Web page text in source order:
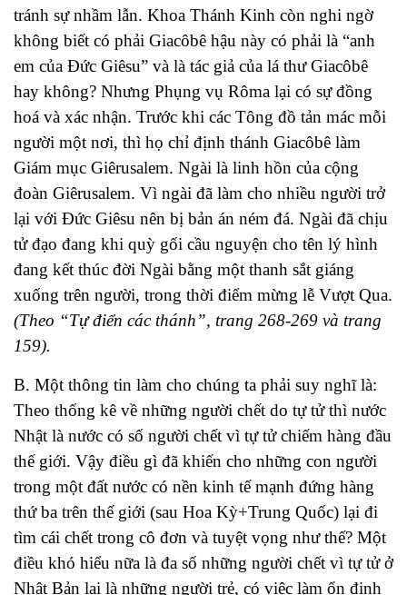
tránh sự nhầm lẫn. Khoa Thánh Kinh còn nghi ngờ
không biết có phải Giacôbê hậu này có phải là “anh
em của Đức Giêsu” và là tác giả của lá thư Giacôbê
hay không? Nhưng Phụng vụ Rôma lại có sự đồng
hoá và xác nhận. Trước khi các Tông đồ tản mác mỗi
người một nơi, thì họ chỉ định thánh Giacôbê làm
Giám mục Giêrusalem. Ngài là linh hồn của cộng
đoàn Giêrusalem. Vì ngài đã làm cho nhiều người trở
lại với Đức Giêsu nên bị bản án ném đá. Ngài đã chịu
tử đạo đang khi quỳ gối cầu nguyện cho tên lý hình
đang kết thúc đời Ngài bằng một thanh sắt giáng
xuống trên người, trong thời điểm mừng lễ Vượt Qua.
(Theo “Tự điển các thánh”, trang 268-269 và trang
159).
B. Một thông tin làm cho chúng ta phải suy nghĩ là:
Theo thống kê về những người chết do tự tử thì nước
Nhật là nước có số người chết vì tự tử chiếm hàng đầu
thế giới. Vậy điều gì đã khiến cho những con người
trong một đất nước có nền kinh tế mạnh đứng hàng
thứ ba trên thế giới (sau Hoa Kỳ+Trung Quốc) lại đi
tìm cái chết trong cô đơn và tuyệt vọng như thế? Một
điều khó hiểu nữa là đa số những người chết vì tự tử ở
Nhật Bản lại là những người trẻ, có việc làm ổn định